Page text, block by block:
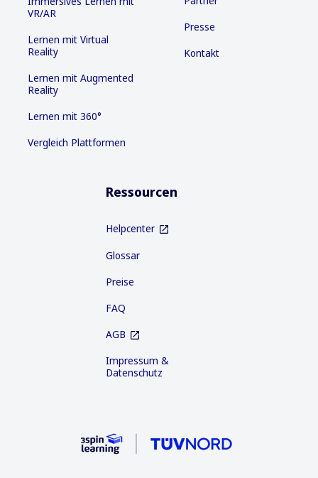
VR/AR
Lernen mit Virtual
Reality
Lernen mit Augmented
Reality
Lernen mit 360°
Vergleich Plattformen
Presse
Kontakt
Ressourcen
Helpcenter
Glossar
Preise
FAQ
AGB
Impressum &
Datenschutz